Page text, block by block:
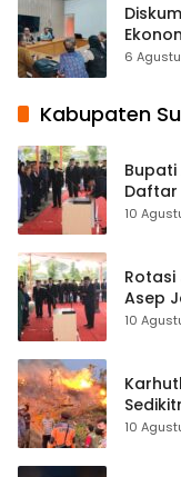
6
Kabupaten
Bupati
Daftar
10
Asep
10
10